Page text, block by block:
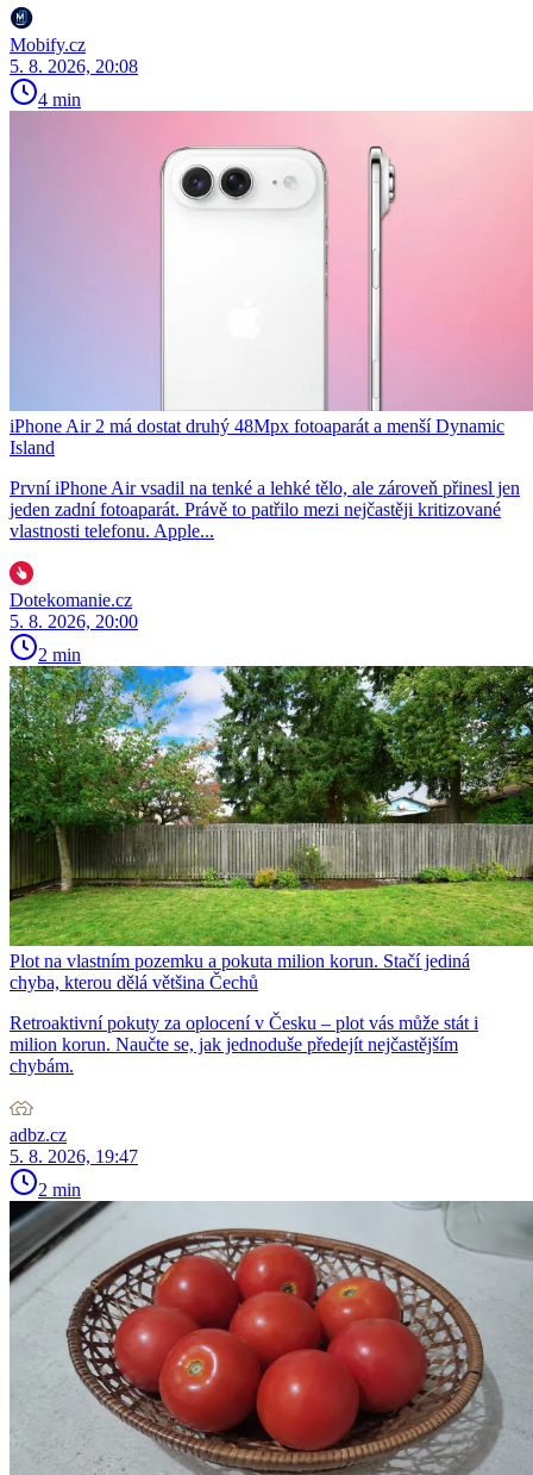
Mobify.cz
5. 8. 2026, 20:08
4 min
iPhone Air 2 má dostat druhý 48Mpx fotoaparát a menší Dynamic
Island
První iPhone Air vsadil na tenké a lehké tělo, ale zároveň přinesl jen
jeden zadní fotoaparát. Právě to patřilo mezi nejčastěji kritizované
vlastnosti telefonu. Apple...
Dotekomanie.cz
5. 8. 2026, 20:00
2 min
Plot na vlastním pozemku a pokuta milion korun. Stačí jediná
chyba, kterou dělá většina Čechů
Retroaktivní pokuty za oplocení v Česku – plot vás může stát i
milion korun. Naučte se, jak jednoduše předejít nejčastějším
chybám.
adbz.cz
5. 8. 2026, 19:47
2 min